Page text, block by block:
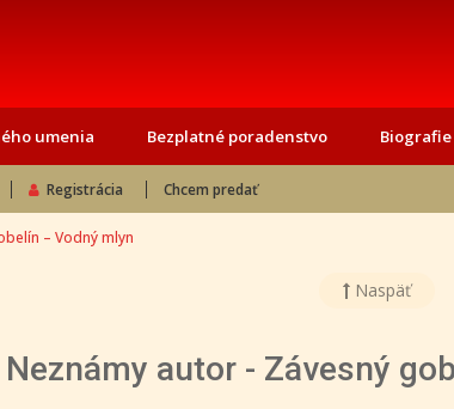
umenia Bezplatné poradenstvo
Registrácia Chcem predať
– Vodný mlyn
Naspäť
Neznámy autor - Závesný